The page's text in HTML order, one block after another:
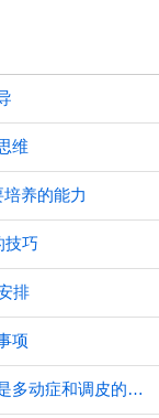
维
养的能力
技巧
排
项
三岁宝宝多动症和调皮的区别 判断三岁宝宝是多动症和调皮的方法